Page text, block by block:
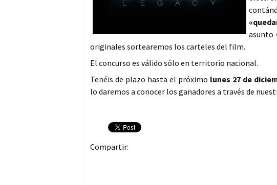
asunto
originales sortearemos los carteles del film.
El concurso es válido sólo en territorio nacional.
Tenéis de plazo hasta el próximo lunes 27 de
lo daremos a conocer los ganadores a través de
Compartir: